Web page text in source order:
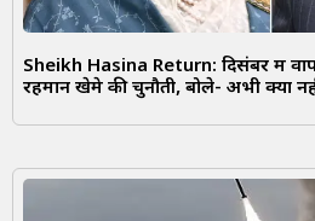
Sheikh Hasina Return: दिसंबर में
रहमान खेमे की चुनौती, बोले- अभी क्यों